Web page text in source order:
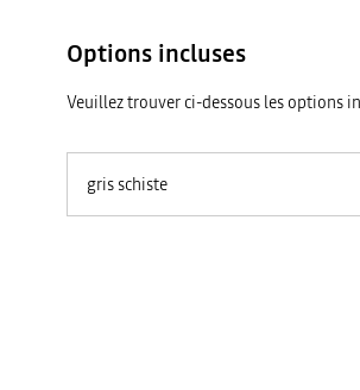
Options incluses
Veuillez trouver ci-dessous les options
gris schiste